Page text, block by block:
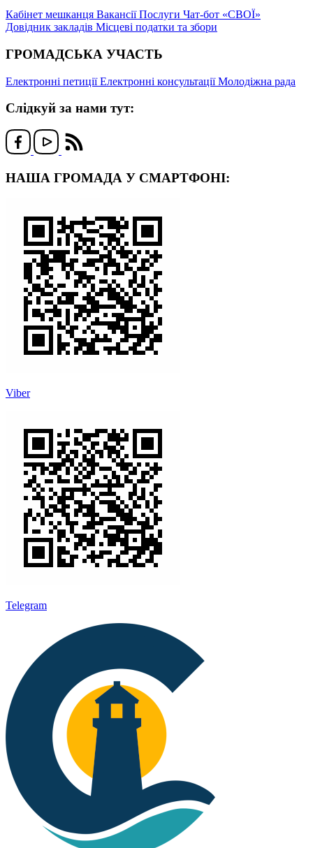
Кабінет мешканця ВакансіїПослуги Чат-бот «СВОЇ»
Довідник закладів Місцеві податки та збори
ГРОМАДСЬКА УЧАСТЬ
Електронні петиціїЕлектронні консультаціїМолодіжна рада
Слідкуй за нами тут:
НАША ГРОМАДА У СМАРТФОНІ:
Viber
Telegram